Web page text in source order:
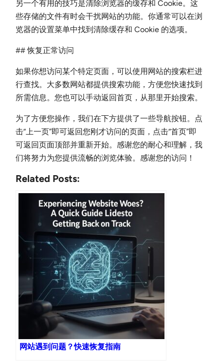
另一个有用的技巧是清除浏览器的缓存和 Cookie。这
些存储的文件有时会干扰网站的功能。你通常可以在浏
览器的设置菜单中找到清除缓存和 Cookie 的选项。
## 恢复正常访问
如果你想访问某个特定页面，可以使用网站的搜索栏进
行查找。大多数网站都提供搜索功能，方便您快速找到
所需信息。您也可以手动返回首页，从那里开始搜索。
为了方便您操作，我们在下方提供了一些导航按钮。点
击“上一页”即可返回您刚才访问的页面，点击“首页”即
可返回页面顶部并重新开始。感谢您的耐心和理解，我
们将努力为您提供流畅的浏览体验。感谢您的访问！
Related Posts:
网站遇到问题？快速恢复指南